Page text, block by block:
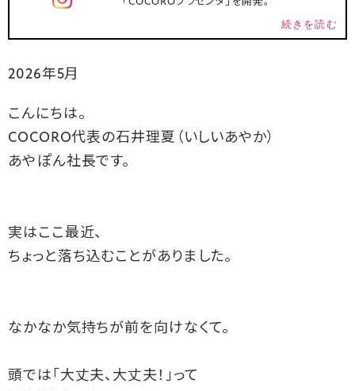
続きを読む
2026年5月
こんにちは。
COCORO代表の石井理夏（いしいあやか）
あやぽん社長です。
実はここ最近、
ちょっと落ち込むことがありました。
なかなか気持ちが前を向けなくて。
頭では「大丈夫、大丈夫！」って